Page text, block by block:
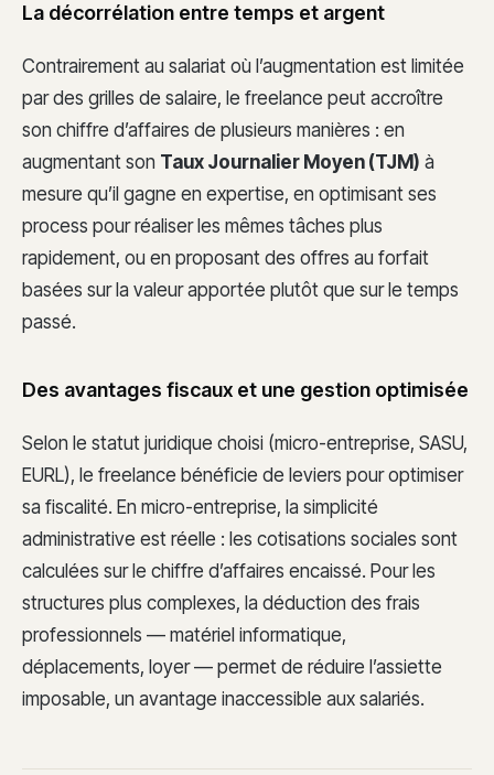
La décorrélation entre temps et argent
Contrairement au salariat où l’augmentation est limitée
par des grilles de salaire, le freelance peut accroître
son chiffre d’affaires de plusieurs manières : en
augmentant son Taux Journalier Moyen (TJM) à
mesure qu’il gagne en expertise, en optimisant ses
process pour réaliser les mêmes tâches plus
rapidement, ou en proposant des offres au forfait
basées sur la valeur apportée plutôt que sur le temps
passé.
Des avantages fiscaux et une gestion optimisée
Selon le statut juridique choisi (micro-entreprise, SASU,
EURL), le freelance bénéficie de leviers pour optimiser
sa fiscalité. En micro-entreprise, la simplicité
administrative est réelle : les cotisations sociales sont
calculées sur le chiffre d’affaires encaissé. Pour les
structures plus complexes, la déduction des frais
professionnels — matériel informatique,
déplacements, loyer — permet de réduire l’assiette
imposable, un avantage inaccessible aux salariés.